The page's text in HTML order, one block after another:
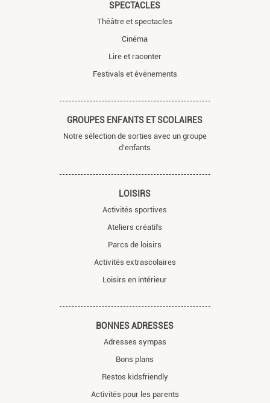
SPECTACLES
Théâtre et spectacles
Cinéma
Lire et raconter
Festivals et événements
GROUPES ENFANTS ET SCOLAIRES
Notre sélection de sorties avec un groupe
d'enfants
LOISIRS
Activités sportives
Ateliers créatifs
Parcs de loisirs
Activités extrascolaires
Loisirs en intérieur
BONNES ADRESSES
Adresses sympas
Bons plans
Restos kidsfriendly
Activités pour les parents